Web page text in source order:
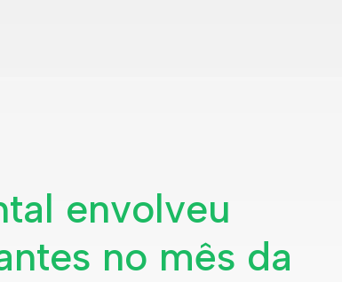
envolveu
no mês da